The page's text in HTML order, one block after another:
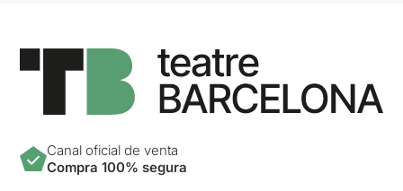
Canal oficial de venta
Compra 100% segura